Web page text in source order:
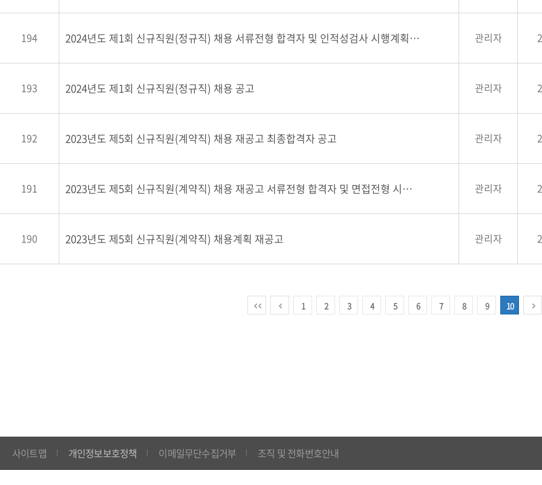
194 2024년도 제1회 신규직원(정규직) 채용 서류전형 합격자 및 인적성검사 시행계획 공고 관리자
193 2024년도 제1회 신규직원(정규직) 채용 공고 관리자
192 2023년도 제5회 신규직원(계약직) 채용 재공고 최종합격자 공고 관리자
191 2023년도 제5회 신규직원(계약직) 채용 재공고 서류전형 합격자 및 면접전형 시행계획 공... 관리자
190 2023년도 제5회 신규직원(계약직) 채용계획 재공고 관리자
1 2 3 4 5 6 7 8 9 10
사이트맵 개인정보보호정책 이메일무단수집거부 조직 및 전화번호안내